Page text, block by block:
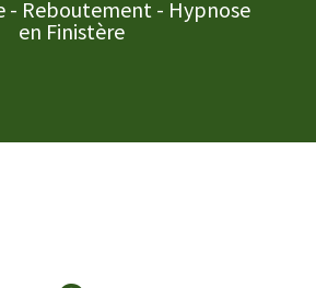
- Reboutement - Hypnose
en Finistère